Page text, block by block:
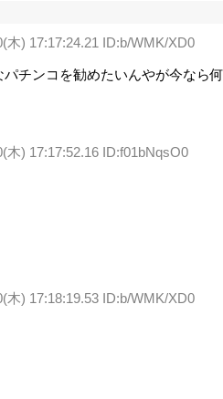
木) 17:17:24.21 ID:b/WMK/XD0
チンコを勧めたいんやが今なら
木) 17:17:52.16 ID:f01bNqsO0
木) 17:18:19.53 ID:b/WMK/XD0